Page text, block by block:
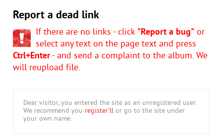
Report a dead link
If there are no links - click "Report a bug" or
select any text on the page text and press
Ctrl+Enter- and send a complaint to the album. We
will reupload file.
Dear visitor, you entered the site as an unregistered user.
We recommend you register'll or go to the site under
your own name.